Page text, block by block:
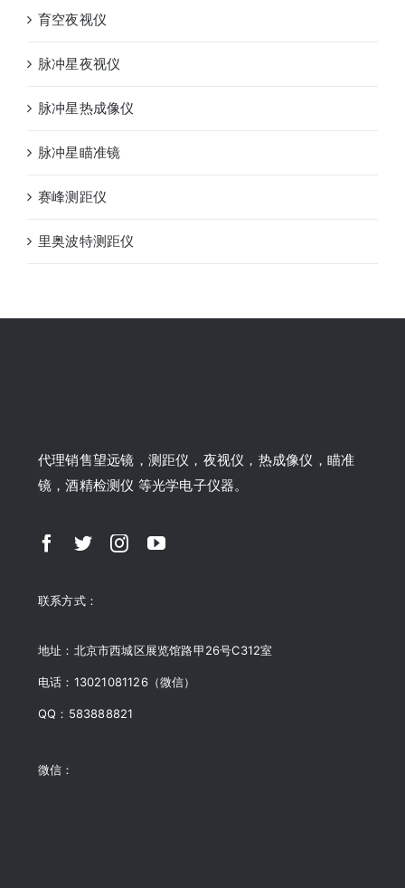
育空夜视仪
脉冲星夜视仪
脉冲星热成像仪
脉冲星瞄准镜
赛峰测距仪
里奥波特测距仪
代理销售望远镜，测距仪，夜视仪，热成像仪，瞄准
镜，酒精检测仪 等光学电子仪器。
联系方式：
地址：北京市西城区展览馆路甲26号C312室
电话：13021081126（微信）
QQ：583888821
微信：